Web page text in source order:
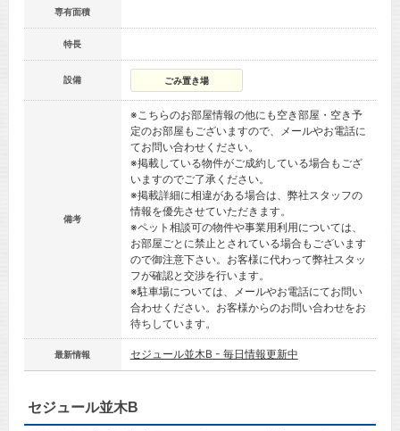
専有面積
特長
設備 ごみ置き場
備考
※こちらのお部屋情報の他にも空き部屋・空き予
定のお部屋もございますので、メールやお電話に
てお問い合わせください。
※掲載している物件がご成約している場合もござ
いますのでご了承ください。
※掲載詳細に相違がある場合は、弊社スタッフの
情報を優先させていただきます。
※ペット相談可の物件や事業用利用については、
お部屋ごとに禁止とされている場合もございます
ので御注意下さい。お客様に代わって弊社スタッ
フが確認と交渉を行います。
※駐車場については、メールやお電話にてお問い
合わせください。お客様からのお問い合わせをお
待ちしています。
最新情報 セジュール並木B - 毎日情報更新中
セジュール並木B